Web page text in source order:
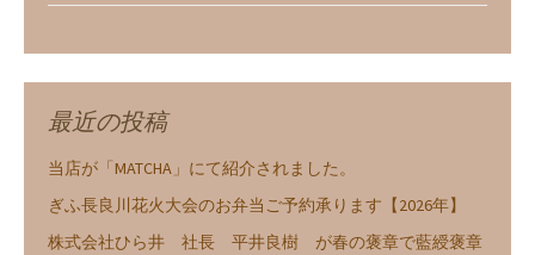
最近の投稿
当店が「MATCHA」にて紹介されました。
ぎふ長良川花火大会のお弁当ご予約承ります【2026年】
株式会社ひら井 社長 平井良樹 が春の褒章で藍綬褒章